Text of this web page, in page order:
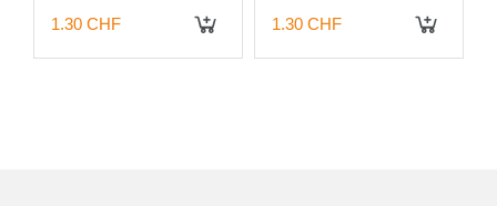
1.30 CHF 1.30 CHF